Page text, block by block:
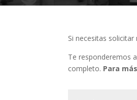
Si necesitas
Te responderemos
completo. Para